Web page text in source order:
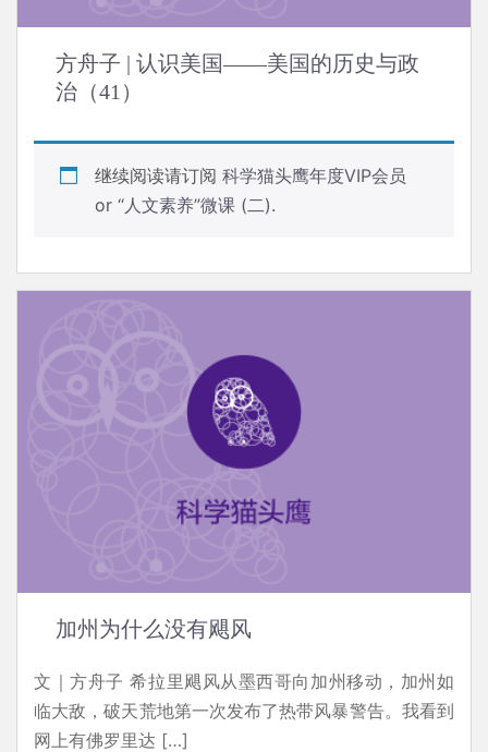
方舟子 | 认识美国——美国的历史与政
治（41）
继续阅读请订阅 科学猫头鹰年度VIP会员
or “人文素养”微课 (二).
加州为什么没有飓风
文｜方舟子 希拉里飓风从墨西哥向加州移动，加州如
临大敌，破天荒地第一次发布了热带风暴警告。我看到
网上有佛罗里达 […]